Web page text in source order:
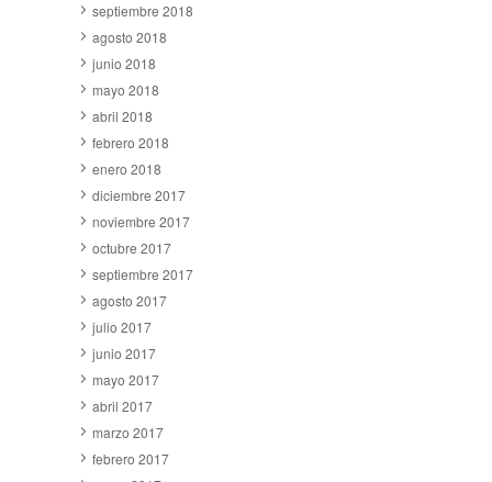
septiembre 2018
agosto 2018
junio 2018
mayo 2018
abril 2018
febrero 2018
enero 2018
diciembre 2017
noviembre 2017
octubre 2017
septiembre 2017
agosto 2017
julio 2017
junio 2017
mayo 2017
abril 2017
marzo 2017
febrero 2017